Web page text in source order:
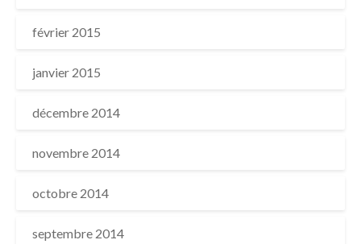
février 2015
janvier 2015
décembre 2014
novembre 2014
octobre 2014
septembre 2014